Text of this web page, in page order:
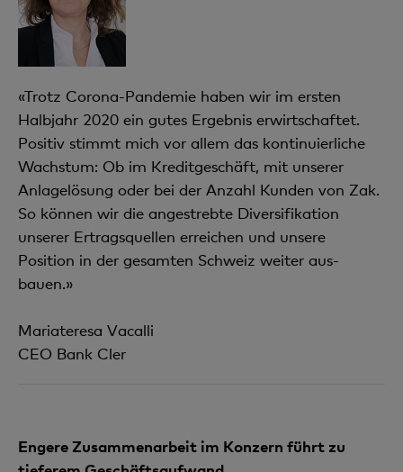
«Trotz Corona-Pandemie haben wir im ersten
Halbjahr 2020 ein gutes Ergebnis erwirtschaftet.
Positiv stimmt mich vor allem das kontinuierliche
Wachstum: Ob im Kreditgeschäft, mit unserer
Anlagelösung oder bei der Anzahl Kunden von Zak.
So können wir die angestrebte Diversifikation
unserer Ertragsquellen erreichen und un­sere
Position in der gesamten Schweiz weiter aus­
bauen.»
Mariateresa Vacalli
CEO Bank Cler
Engere Zusammenarbeit im Konzern führt zu